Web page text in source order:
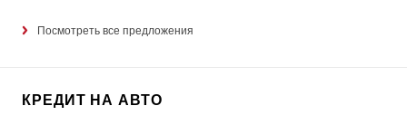
Посмотреть все предложения
КРЕДИТ НА АВТО